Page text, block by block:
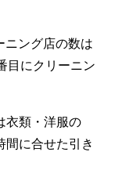
ニング店の数は
目にクリーニン
衣類・洋服の
間に合せた引き